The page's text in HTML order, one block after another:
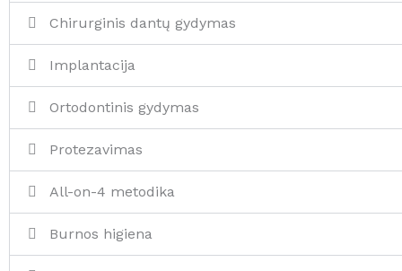
Chirurginis dantų gydymas
Implantacija
Ortodontinis gydymas
Protezavimas
All-on-4 metodika
Burnos higiena